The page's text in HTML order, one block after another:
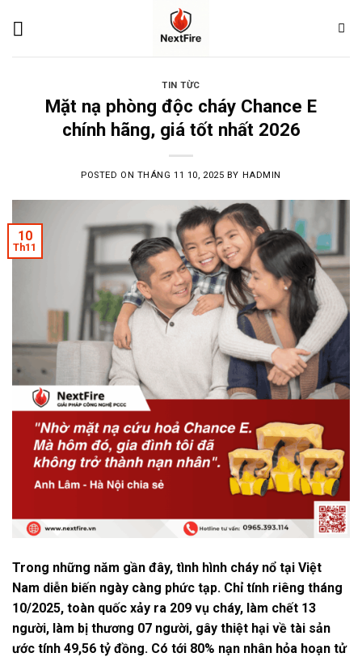
TIN TỪC
Mặt nạ phòng độc cháy Chance E
chính hãng, giá tốt nhất 2026
POSTED ON THÁNG 11 10, 2025 BY HADMIN
10
Th11
Trong những năm gần đây, tình hình cháy nổ tại Việt
Nam diễn biến ngày càng phức tạp. Chỉ tính riêng tháng
10/2025, toàn quốc xảy ra 209 vụ cháy, làm chết 13
người, làm bị thương 07 người, gây thiệt hại về tài sản
ước tính 49,56 tỷ đồng. Có tới 80% nạn nhân hỏa hoạn tử